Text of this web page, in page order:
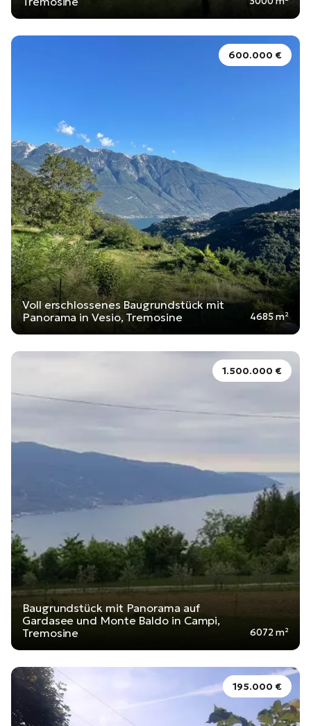
600.000 €
Voll erschlossenes Baugrundstück mit
Panorama in Vesio, Tremosine
4685 m²
1.500.000 €
Baugrundstück mit Panorama auf
Gardasee und Monte Baldo in Campi,
Tremosine
6072 m²
195.000 €